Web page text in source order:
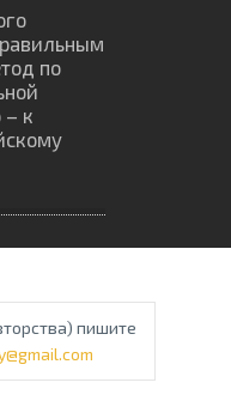
по
– к
пишите